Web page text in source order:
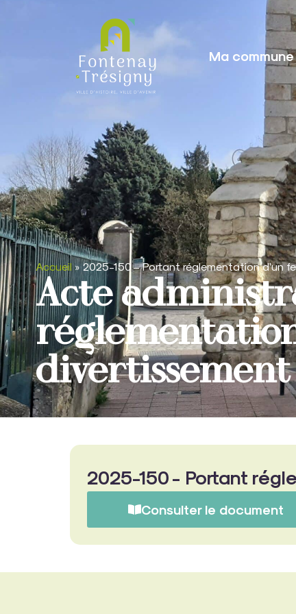
Ma commune
Accueil»2025-150 – Portant réglementation d’un
Acte
divertissement
2025-150 - Portant
Consulter le document